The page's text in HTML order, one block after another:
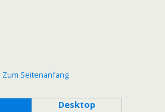
Zum Seitenanfang
Desktop